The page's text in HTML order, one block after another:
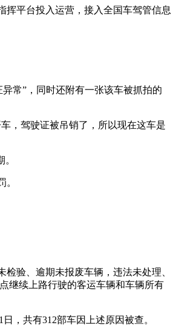
平台投入运营，接入全国车驾管信息
常”，同时还附有一张该车被抓拍的
，驾驶证被吊销了，所以现在这车是
验、逾期未报废车辆，违法未处理、
继续上路行驶的客运车辆和车辆所有
，共有312部车因上述原因被查。